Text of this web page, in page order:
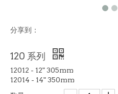
分享到：
120 系列
12012 - 12" 305mm
12014 - 14" 350mm